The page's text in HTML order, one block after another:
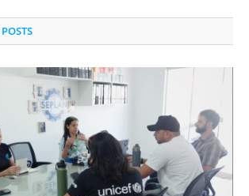
POSTS